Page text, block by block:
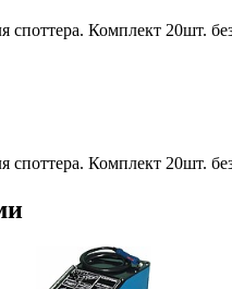
споттера. Комплект 20шт.
споттера. Комплект 20шт.